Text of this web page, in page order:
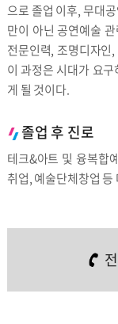
으로 졸업 이후, 무대
만이 아닌 공연예술
전문인력, 조명디자인
이 과정은 시대가 요
게 될 것이다.
졸업 후 진로
테크&아트 및 융복합
취업, 예술단체창업